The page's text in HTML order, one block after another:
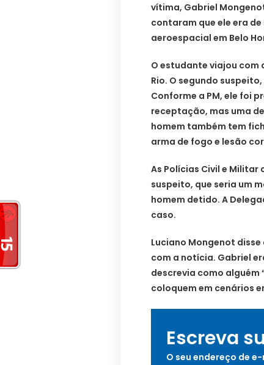
vítima, Gabriel
contaram que ele era
aeroespacial em Belo
O estudante viajou com
Rio. O segundo
Conforme a PM, ele foi
receptação, mas uma
homem também tem
arma de fogo e lesão
As Polícias Civil e
suspeito, que seria um
homem detido. A
caso.
Luciano Mongenot
com a notícia. Gabriel
descrevia como alguém
coloquem em cenários
Escreva
O seu endereço de